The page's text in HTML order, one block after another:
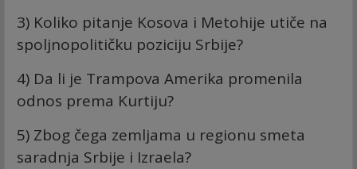
3) Koliko pitanje Kosova i Metohije utiče na
spoljnopolitičku poziciju Srbije?
4) Da li je Trampova Amerika promenila
odnos prema Kurtiju?
5) Zbog čega zemljama u regionu smeta
saradnja Srbije i Izraela?